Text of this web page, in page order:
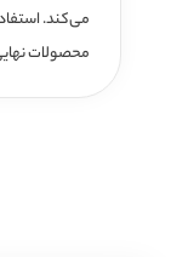
می‌کند.
محصولات